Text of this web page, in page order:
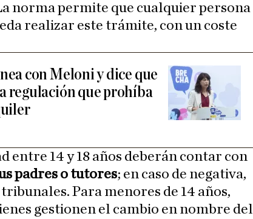
norma permite que cualquier persona
realizar este trámite, con un coste
con Meloni y dice que
regulación que prohíba
entre 14 y 18 años deberán contar con
padres o tutores; en caso de negativa,
Para menores de 14 años,
gestionen el cambio en nombre del